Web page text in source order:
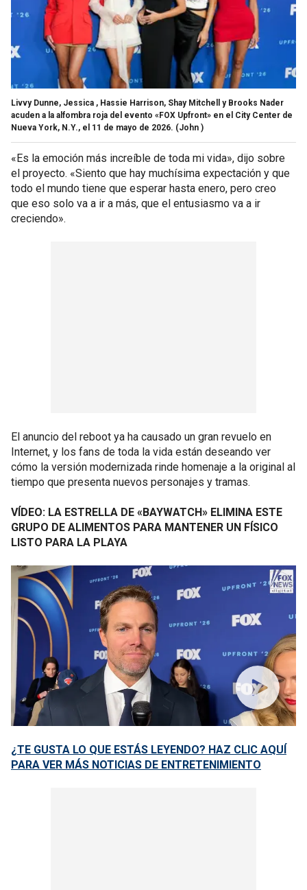
Livvy Dunne, Jessica , Hassie Harrison, Shay Mitchell y Brooks Nader
acuden a la alfombra roja del evento «FOX Upfront» en el City Center de
Nueva York, N.Y., el 11 de mayo de 2026. (John )
«Es la emoción más increíble de toda mi vida», dijo sobre
el proyecto. «Siento que hay muchísima expectación y que
todo el mundo tiene que esperar hasta enero, pero creo
que eso solo va a ir a más, que el entusiasmo va a ir
creciendo».
El anuncio del reboot ya ha causado un gran revuelo en
Internet, y los fans de toda la vida están deseando ver
cómo la versión modernizada rinde homenaje a la original al
tiempo que presenta nuevos personajes y tramas.
VÍDEO: LA ESTRELLA DE «BAYWATCH» ELIMINA ESTE
GRUPO DE ALIMENTOS PARA MANTENER UN FÍSICO
LISTO PARA LA PLAYA
¿TE GUSTA LO QUE ESTÁS LEYENDO? HAZ CLIC AQUÍ
PARA VER MÁS NOTICIAS DE ENTRETENIMIENTO